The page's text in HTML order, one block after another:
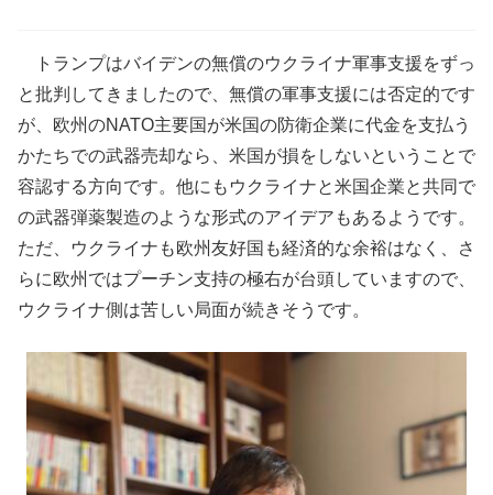
トランプはバイデンの無償のウクライナ軍事支援をずっ
と批判してきましたので、無償の軍事支援には否定的です
が、欧州のNATO主要国が米国の防衛企業に代金を支払う
かたちでの武器売却なら、米国が損をしないということで
容認する方向です。他にもウクライナと米国企業と共同で
の武器弾薬製造のような形式のアイデアもあるようです。
ただ、ウクライナも欧州友好国も経済的な余裕はなく、さ
らに欧州ではプーチン支持の極右が台頭していますので、
ウクライナ側は苦しい局面が続きそうです。